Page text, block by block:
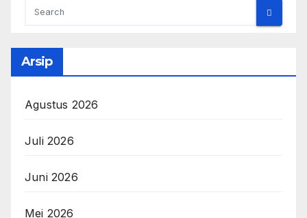
Arsip
Agustus 2026
Juli 2026
Juni 2026
Mei 2026